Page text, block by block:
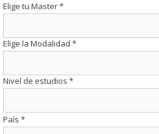
Elige tu Master*
Elige la Modalidad *
Nivel de estudios *
País *